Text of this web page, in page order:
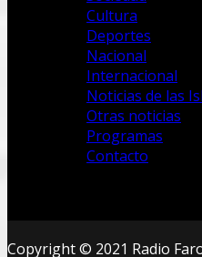
Cultura
Deportes
Nacional
Internacional
Noticias de las
Otras noticias
Programas
Contacto
Copyright © 2021 Radio